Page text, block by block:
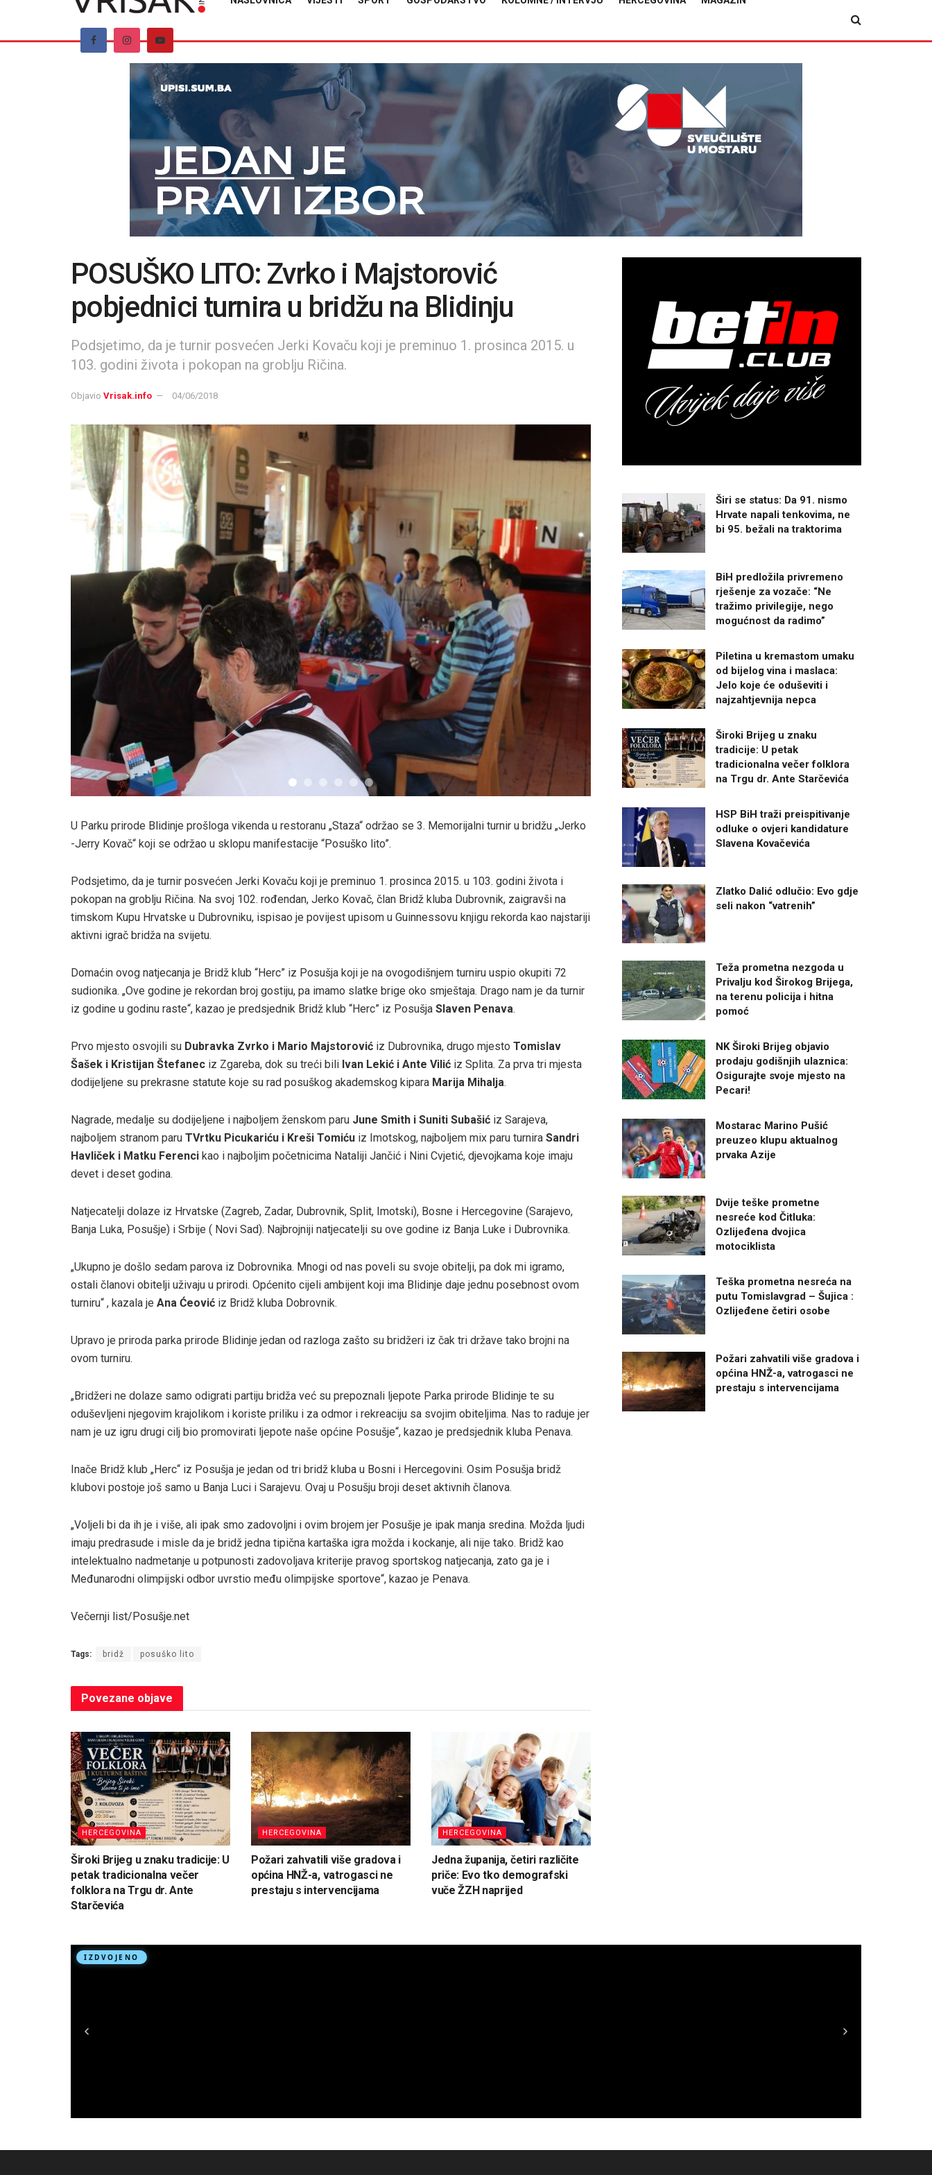
POSUŠKO LITO: Zvrko i Majstorović
pobjednici turnira u bridžu na Blidinju
Podsjetimo, da je turnir posvećen Jerki Kovaču koji je preminuo 1. prosinca 2015. u
103. godini života i pokopan na groblju Ričina.
Objavio Vrisak.info 04/06/2018
U Parku prirode Blidinje prošloga vikenda u restoranu „Staza“ održao se 3. Memorijalni turnir u bridžu „Jerko
-Jerry Kovač“ koji se održao u sklopu manifestacije “Posuško lito”.
Podsjetimo, da je turnir posvećen Jerki Kovaču koji je preminuo 1. prosinca 2015. u 103. godini života i
pokopan na groblju Ričina. Na svoj 102. rođendan, Jerko Kovač, član Bridž kluba Dubrovnik, zaigravši na
timskom Kupu Hrvatske u Dubrovniku, ispisao je povijest upisom u Guinnessovu knjigu rekorda kao najstariji
aktivni igrač bridža na svijetu.
Domaćin ovog natjecanja je Bridž klub “Herc” iz Posušja koji je na ovogodišnjem turniru uspio okupiti 72
sudionika. „Ove godine je rekordan broj gostiju, pa imamo slatke brige oko smještaja. Drago nam je da turnir
iz godine u godinu raste“, kazao je predsjednik Bridž klub “Herc” iz Posušja Slaven Penava.
Prvo mjesto osvojili su Dubravka Zvrko i Mario Majstorović iz Dubrovnika, drugo mjesto Tomislav
Šašek i Kristijan Štefanec iz Zgareba, dok su treći bili Ivan Lekić i Ante Vilić iz Splita. Za prva tri mjesta
dodijeljene su prekrasne statute koje su rad posuškog akademskog kipara Marija Mihalja.
Nagrade, medalje su dodijeljene i najboljem ženskom paru June Smith i Suniti Subašić iz Sarajeva,
najboljem stranom paru TVrtku Picukariću i Kreši Tomiću iz Imotskog, najboljem mix paru turnira Sandri
Havliček i Matku Ferenci kao i najboljim početnicima Nataliji Jančić i Nini Cvjetić, djevojkama koje imaju
devet i deset godina.
Natjecatelji dolaze iz Hrvatske (Zagreb, Zadar, Dubrovnik, Split, Imotski), Bosne i Hercegovine (Sarajevo,
Banja Luka, Posušje) i Srbije ( Novi Sad). Najbrojniji natjecatelji su ove godine iz Banja Luke i Dubrovnika.
„Ukupno je došlo sedam parova iz Dobrovnika. Mnogi od nas poveli su svoje obitelji, pa dok mi igramo,
ostali članovi obitelji uživaju u prirodi. Općenito cijeli ambijent koji ima Blidinje daje jednu posebnost ovom
turniru“ , kazala je Ana Ćeović iz Bridž kluba Dobrovnik.
Upravo je priroda parka prirode Blidinje jedan od razloga zašto su bridžeri iz čak tri države tako brojni na
ovom turniru.
„Bridžeri ne dolaze samo odigrati partiju bridža već su prepoznali ljepote Parka prirode Blidinje te su
oduševljeni njegovim krajolikom i koriste priliku i za odmor i rekreaciju sa svojim obiteljima. Nas to raduje jer
nam je uz igru drugi cilj bio promovirati ljepote naše općine Posušje“, kazao je predsjednik kluba Penava.
Inače Bridž klub „Herc“ iz Posušja je jedan od tri bridž kluba u Bosni i Hercegovini. Osim Posušja bridž
klubovi postoje još samo u Banja Luci i Sarajevu. Ovaj u Posušju broji deset aktivnih članova.
„Voljeli bi da ih je i više, ali ipak smo zadovoljni i ovim brojem jer Posušje je ipak manja sredina. Možda ljudi
imaju predrasude i misle da je bridž jedna tipična kartaška igra možda i kockanje, ali nije tako. Bridž kao
intelektualno nadmetanje u potpunosti zadovoljava kriterije pravog sportskog natjecanja, zato ga je i
Međunarodni olimpijski odbor uvrstio među olimpijske sportove“, kazao je Penava.
Večernji list/Posušje.net
Tags: bridž posuško lito
Povezane objave
HERCEGOVINA
Široki Brijeg u znaku tradicije: U
petak tradicionalna večer
folklora na Trgu dr. Ante
Starčevića
HERCEGOVINA
Požari zahvatili više gradova i
općina HNŽ-a, vatrogasci ne
prestaju s intervencijama
HERCEGOVINA
Jedna županija, četiri različite
priče: Evo tko demografski
vuče ŽZH naprijed
Širi se status: Da 91. nismo
Hrvate napali tenkovima, ne
bi 95. bežali na traktorima
BiH predložila privremeno
rješenje za vozače: “Ne
tražimo privilegije, nego
mogućnost da radimo”
Piletina u kremastom umaku
od bijelog vina i maslaca:
Jelo koje će oduševiti i
najzahtjevnija nepca
Široki Brijeg u znaku
tradicije: U petak
tradicionalna večer folklora
na Trgu dr. Ante Starčevića
HSP BiH traži preispitivanje
odluke o ovjeri kandidature
Slavena Kovačevića
Zlatko Dalić odlučio: Evo gdje
seli nakon “vatrenih”
Teža prometna nezgoda u
Privalju kod Širokog Brijega,
na terenu policija i hitna
pomoć
NK Široki Brijeg objavio
prodaju godišnjih ulaznica:
Osigurajte svoje mjesto na
Pecari!
Mostarac Marino Pušić
preuzeo klupu aktualnog
prvaka Azije
Dvije teške prometne
nesreće kod Čitluka:
Ozlijeđena dvojica
motociklista
Teška prometna nesreća na
putu Tomislavgrad – Šujica :
Ozlijeđene četiri osobe
Požari zahvatili više gradova i
općina HNŽ-a, vatrogasci ne
prestaju s intervencijama